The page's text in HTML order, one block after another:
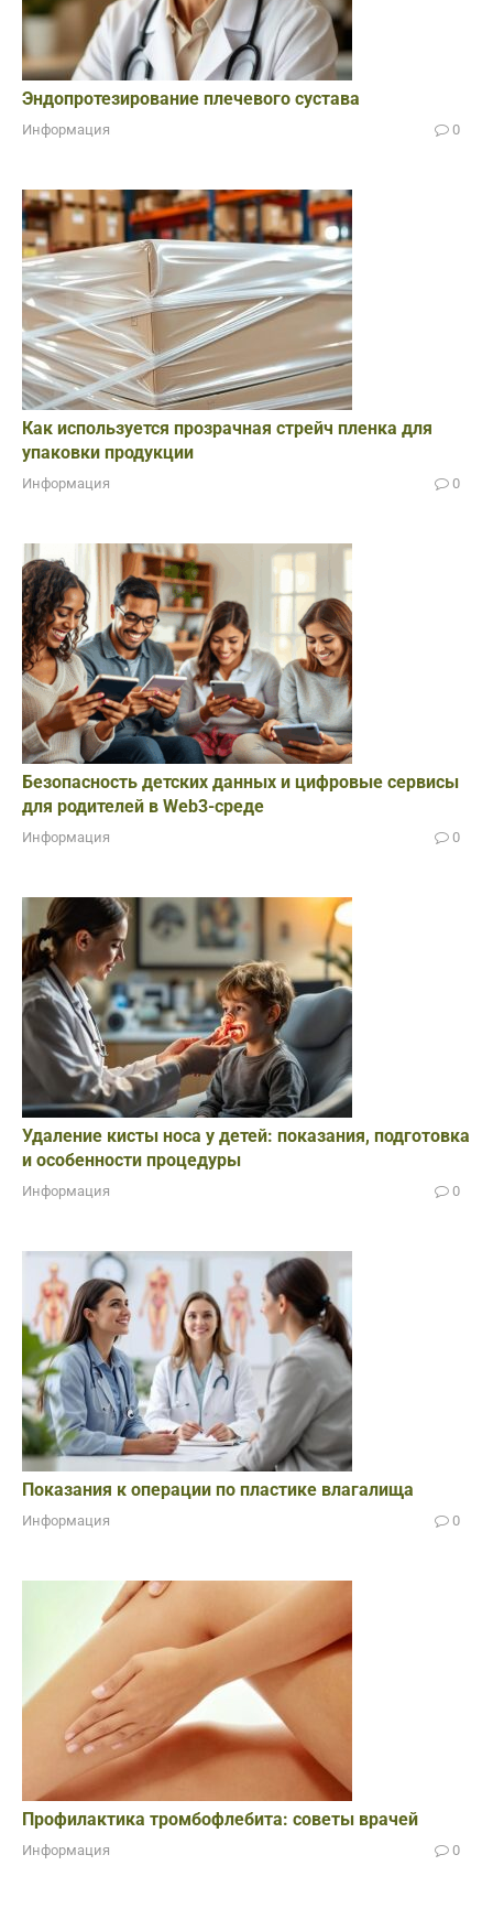
Эндопротезирование плечевого сустава
Информация 0
Как используется прозрачная стрейч пленка для
упаковки продукции
Информация 0
Безопасность детских данных и цифровые сервисы
для родителей в Web3-среде
Информация 0
Удаление кисты носа у детей: показания, подготовка
и особенности процедуры
Информация 0
Показания к операции по пластике влагалища
Информация 0
Профилактика тромбофлебита: советы врачей
Информация 0